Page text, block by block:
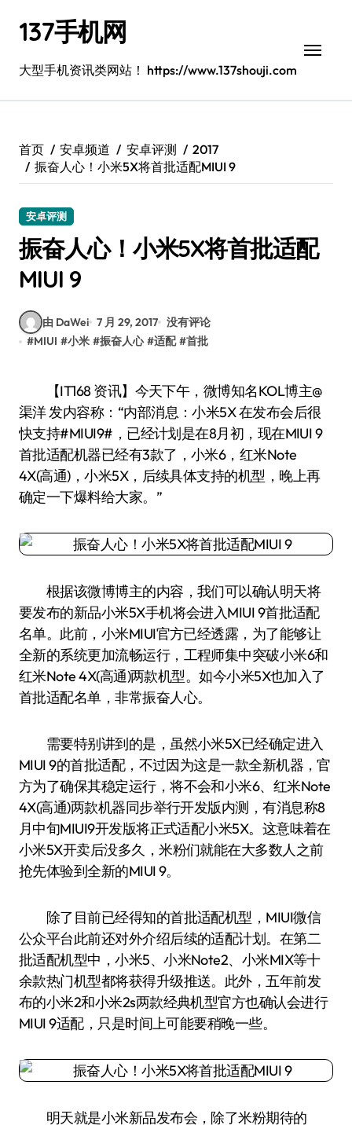
137手机网
大型手机资讯类网站！ https://www.137shouji.com
首页 安卓频道 安卓评测
2017
振奋人心！小米5X将首批适配MIUI 9
安卓评测
振奋人心！小米5X将首批适配
MIUI 9
由 DaWei 7 月 29, 2017 没有评论
#MIUI #小米 #振奋人心 #适配 #首批
【IT168 资讯】今天下午，微博知名KOL博主@
渠洋 发内容称：“内部消息：小米5X 在发布会后很
快支持#MIUI9#，已经计划是在8月初，现在MIUI 9
首批适配机器已经有3款了，小米6，红米Note
4X(高通)，小米5X，后续具体支持的机型，晚上再
确定一下爆料给大家。”
根据该微博博主的内容，我们可以确认明天将
要发布的新品小米5X手机将会进入MIUI 9首批适配
名单。此前，小米MIUI官方已经透露，为了能够让
全新的系统更加流畅运行，工程师集中突破小米6和
红米Note 4X(高通)两款机型。如今小米5X也加入了
首批适配名单，非常振奋人心。
需要特别讲到的是，虽然小米5X已经确定进入
MIUI 9的首批适配，不过因为这是一款全新机器，官
方为了确保其稳定运行，将不会和小米6、红米Note
4X(高通)两款机器同步举行开发版内测，有消息称8
月中旬MIUI9开发版将正式适配小米5X。这意味着在
小米5X开卖后没多久，米粉们就能在大多数人之前
抢先体验到全新的MIUI 9。
除了目前已经得知的首批适配机型，MIUI微信
公众平台此前还对外介绍后续的适配计划。在第二
批适配机型中，小米5、小米Note2、小米MIX等十
余款热门机型都将获得升级推送。此外，五年前发
布的小米2和小米2s两款经典机型官方也确认会进行
MIUI 9适配，只是时间上可能要稍晚一些。
明天就是小米新品发布会，除了米粉期待的